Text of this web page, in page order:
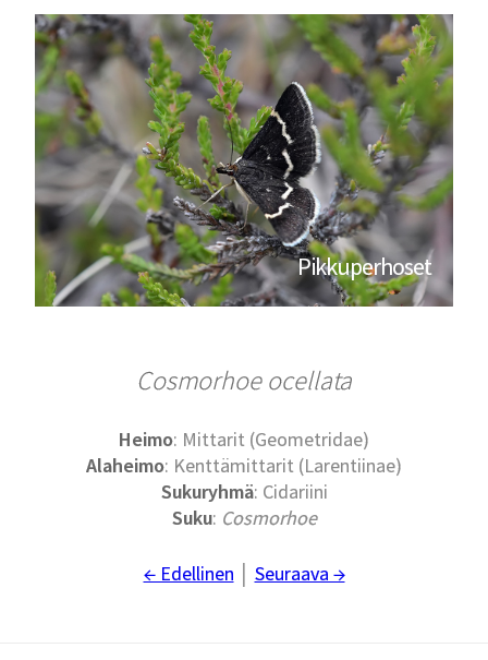
Pikkuperhoset
Cosmorhoe ocellata
Heimo: Mittarit (Geometridae)
Alaheimo: Kenttämittarit (Larentiinae)
Sukuryhmä: Cidariini
Suku: Cosmorhoe
← Edellinen Seuraava →